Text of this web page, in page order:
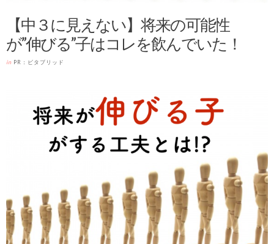
【中３に見えない】将来の可能性
が”伸びる”子はコレを飲んでいた！
in PR：ビタブリッド